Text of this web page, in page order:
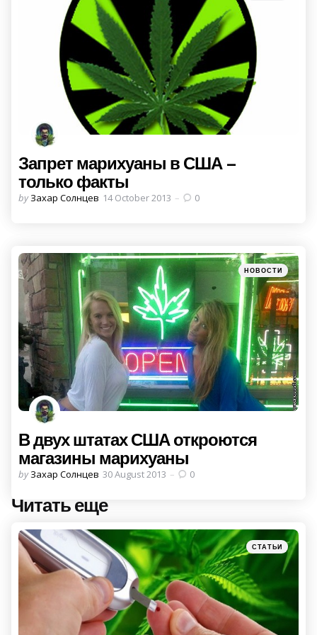
Запрет марихуаны в США –
только факты
Posted
by Захар Солнцев 14 October 2013 0
Categories
Posted
in
НОВОСТИ
В двух штатах США откроются
магазины марихуаны
Posted
by Захар Солнцев 30 August 2013 0
Читать еще
Post
navigation
Posted
in
СТАТЬИ